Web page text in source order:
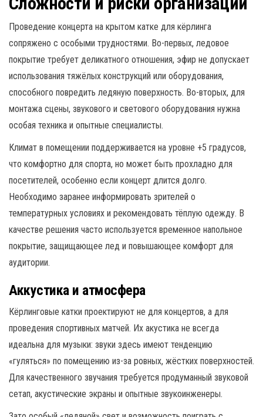
Проведение концерта на крытом катке для кёрлинга
сопряжено с особыми трудностями. Во-первых, ледовое
покрытие требует деликатного отношения, эфир не допускает
использования тяжёлых конструкций или оборудования,
способного повредить ледяную поверхность. Во-вторых, для
монтажа сцены, звукового и светового оборудования нужна
особая техника и опытные специалисты.
Климат в помещении поддерживается на уровне +5 градусов,
что комфортно для спорта, но может быть прохладно для
посетителей, особенно если концерт длится долго.
Необходимо заранее информировать зрителей о
температурных условиях и рекомендовать тёплую одежду. В
качестве решения часто используется временное напольное
покрытие, защищающее лед и повышающее комфорт для
аудитории.
Аккустика и атмосфера
Кёрлинговые катки проектируют не для концертов, а для
проведения спортивных матчей. Их акустика не всегда
идеальна для музыки: звуки здесь имеют тенденцию
«гуляться» по помещению из-за ровных, жёстких поверхностей.
Для качественного звучания требуется продуманный звуковой
сетап, акустические экраны и опытные звукоинженеры.